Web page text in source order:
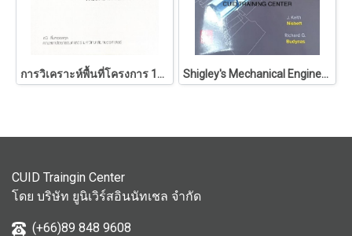
การวิเคราะห์พื้นที่โครงการ 146 Shigley's Mechanical Engineering Design
CUID Traingin Center
โดย บริษัท ยูนิเวิร์สอินนัทเชล จำกัด
(+66)89 848 9608